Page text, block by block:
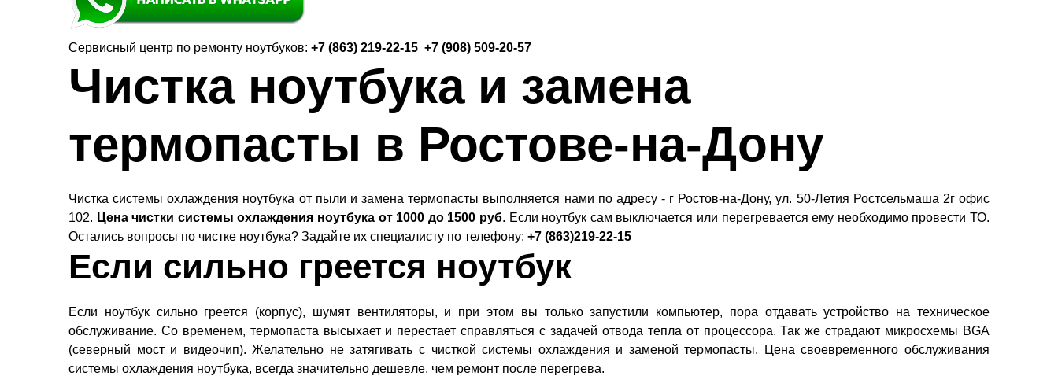
Сервисный центр по ремонту ноутбуков: +7 (863) 219-22-15 +7 (908) 509-20-57
Чистка ноутбука и замена
термопасты в Ростове-на-Дону
Чистка системы охлаждения ноутбука от пыли и замена термопасты выполняется нами по адресу - г Ростов-на-Дону, ул. 50-Летия Ростсельмаша 2г офис
102. Цена чистки системы охлаждения ноутбука от 1000 до 1500 руб. Если ноутбук сам выключается или перегревается ему необходимо провести ТО.
Остались вопросы по чистке ноутбука? Задайте их специалисту по телефону: +7 (863)219-22-15
Если сильно греется ноутбук
Если ноутбук сильно греется (корпус), шумят вентиляторы, и при этом вы только запустили компьютер, пора отдавать устройство на техническое
обслуживание. Со временем, термопаста высыхает и перестает справляться с задачей отвода тепла от процессора. Так же страдают микросхемы BGA
(северный мост и видеочип). Желательно не затягивать с чисткой системы охлаждения и заменой термопасты. Цена своевременного обслуживания
системы охлаждения ноутбука, всегда значительно дешевле, чем ремонт после перегрева.